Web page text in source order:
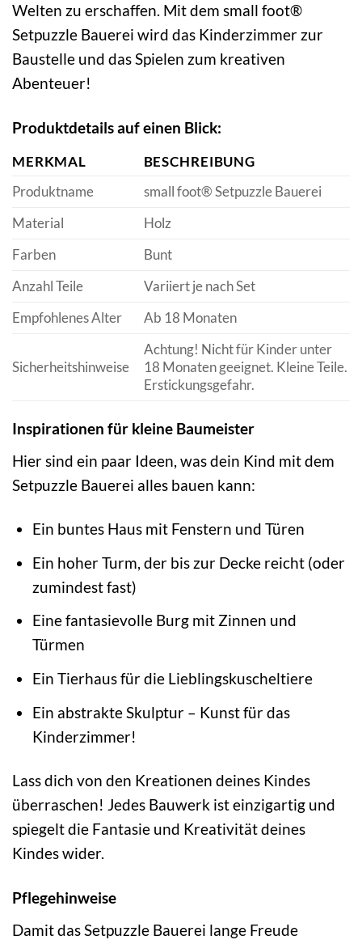
Welten zu erschaffen. Mit dem small foot®
Setpuzzle Bauerei wird das Kinderzimmer zur
Baustelle und das Spielen zum kreativen
Abenteuer!
Produktdetails auf einen Blick:
MERKMAL
BESCHREIBUNG
Produktname
small foot® Setpuzzle Bauerei
Material
Holz
Farben
Bunt
Anzahl Teile
Variiert je nach Set
Empfohlenes Alter
Ab 18 Monaten
Sicherheitshinweise
Achtung! Nicht für Kinder unter
18 Monaten geeignet. Kleine Teile.
Erstickungsgefahr.
Inspirationen für kleine Baumeister
Hier sind ein paar Ideen, was dein Kind mit dem
Setpuzzle Bauerei alles bauen kann:
Ein buntes Haus mit Fenstern und Türen
Ein hoher Turm, der bis zur Decke reicht (oder
zumindest fast)
Eine fantasievolle Burg mit Zinnen und
Türmen
Ein Tierhaus für die Lieblingskuscheltiere
Ein abstrakte Skulptur – Kunst für das
Kinderzimmer!
Lass dich von den Kreationen deines Kindes
überraschen! Jedes Bauwerk ist einzigartig und
spiegelt die Fantasie und Kreativität deines
Kindes wider.
Pflegehinweise
Damit das Setpuzzle Bauerei lange Freude